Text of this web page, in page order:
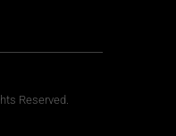
Reserved.